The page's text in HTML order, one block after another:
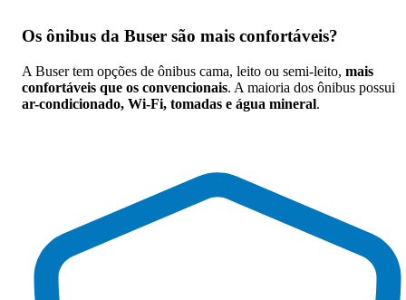
Os ônibus da Buser são mais confortáveis?
A Buser tem opções de ônibus cama, leito ou semi-leito, mais
confortáveis que os convencionais. A maioria dos ônibus possui
ar-condicionado, Wi-Fi, tomadas e água mineral.